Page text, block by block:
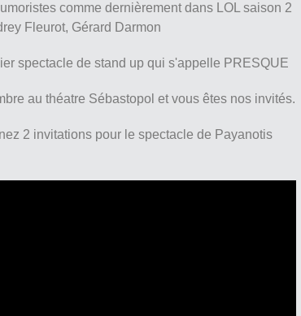
comme dernièrement dans LOL saison 2
Fleurot, Gérard Darmon
spectacle de stand up qui s'appelle PRESQUE
au théatre Sébastopol et vous êtes nos invités.
2 invitations pour le spectacle de Payanotis